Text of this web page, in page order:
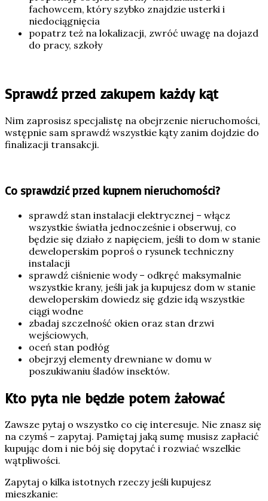
fachowcem, który szybko znajdzie usterki i
niedociągnięcia
popatrz też na lokalizacji, zwróć uwagę na dojazd
do pracy, szkoły
Sprawdź przed zakupem każdy kąt
Nim zaprosisz specjalistę na obejrzenie nieruchomości,
wstępnie sam sprawdź wszystkie kąty zanim dojdzie do
finalizacji transakcji.
Co sprawdzić przed kupnem nieruchomości?
sprawdź stan instalacji elektrycznej – włącz
wszystkie światła jednocześnie i obserwuj, co
będzie się działo z napięciem, jeśli to dom w stanie
deweloperskim poproś o rysunek techniczny
instalacji
sprawdź ciśnienie wody – odkręć maksymalnie
wszystkie krany, jeśli jak ja kupujesz dom w stanie
deweloperskim dowiedz się gdzie idą wszystkie
ciągi wodne
zbadaj szczelność okien oraz stan drzwi
wejściowych,
oceń stan podłóg
obejrzyj elementy drewniane w domu w
poszukiwaniu śladów insektów.
Kto pyta nie będzie potem żałować
Zawsze pytaj o wszystko co cię interesuje. Nie znasz się
na czymś – zapytaj. Pamiętaj jaką sumę musisz zapłacić
kupując dom i nie bój się dopytać i rozwiać wszelkie
wątpliwości.
Zapytaj o kilka istotnych rzeczy jeśli kupujesz
mieszkanie: